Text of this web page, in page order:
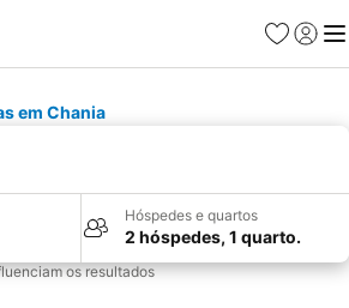
Favoritos
Iniciar
em Chania
Hóspedes e quartos
2 hóspedes, 1 quarto.
os resultados